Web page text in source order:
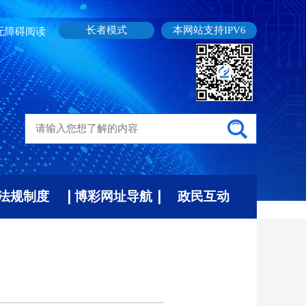
本网站支持IPV6
长者模式
障碍阅读
规制度 博彩网址导航 政民互动